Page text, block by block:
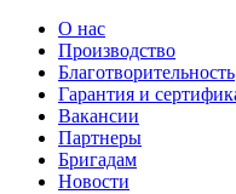
О нас
Производство
Благотворительность
Гарантия и
Вакансии
Партнеры
Бригадам
Новости